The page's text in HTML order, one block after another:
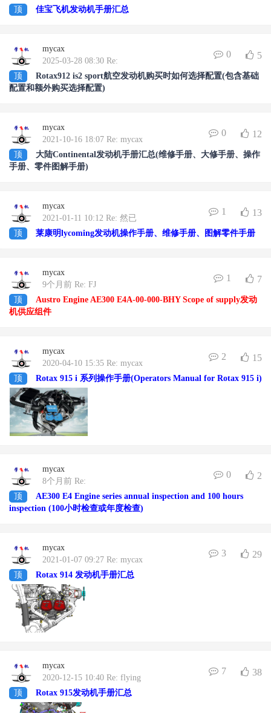
顶 佳宝飞机发动机手册汇总
mycax
2025-03-28 08:30 Re:
0 5
顶
Rotax912 is2 sport航空发动机购买时如何选择配置(包含基础
配置和额外购买选择配置)
mycax
2021-10-16 18:07 Re: mycax
0 12
顶
大陆Continental发动机手册汇总(维修手册、大修手册、操作
手册、零件图解手册)
mycax
2021-01-11 10:12 Re: 然已
1 13
顶 莱康明lycoming发动机操作手册、维修手册、图解零件手册
mycax
9个月前 Re: FJ
1 7
顶
Austro Engine AE300 E4A-00-000-BHY Scope of supply发动
机供应组件
mycax
2020-04-10 15:35 Re: mycax
2 15
顶 Rotax 915 i 系列操作手册(Operators Manual for Rotax 915 i)
mycax
8个月前 Re:
0 2
顶
AE300 E4 Engine series annual inspection and 100 hours
inspection (100小时检查或年度检查)
mycax
2021-01-07 09:27 Re: mycax
3 29
顶 Rotax 914 发动机手册汇总
mycax
2020-12-15 10:40 Re: flying
7 38
顶 Rotax 915发动机手册汇总